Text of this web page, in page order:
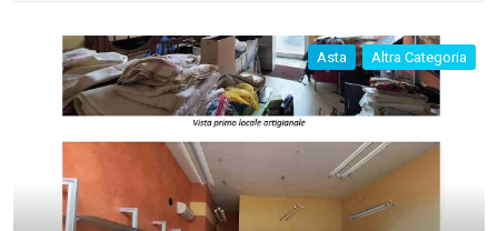
Asta Altra Categoria